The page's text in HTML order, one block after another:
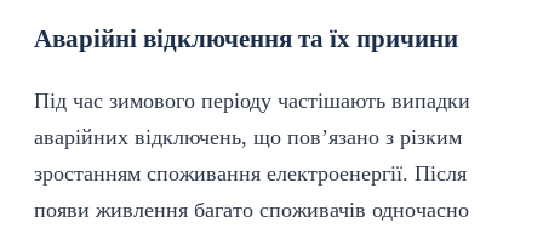
Аварійні відключення та їх причини
Під час зимового періоду частішають випадки
аварійних відключень, що пов’язано з різким
зростанням споживання електроенергії. Після
появи живлення багато споживачів одночасно